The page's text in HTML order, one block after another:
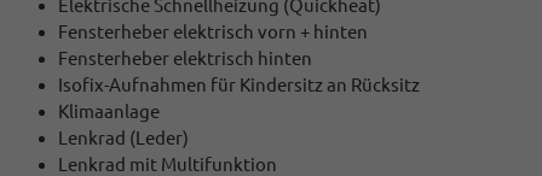
Elektrische Schnellheizung (Quickheat)
Fensterheber elektrisch vorn + hinten
Fensterheber elektrisch hinten
Isofix-Aufnahmen für Kindersitz an Rücksitz
Klimaanlage
Lenkrad (Leder)
Lenkrad mit Multifunktion